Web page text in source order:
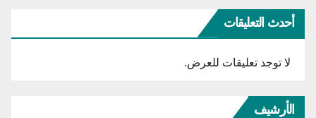
أحدث التعليقات
لا توجد تعليقات للعرض.
الأرشيف